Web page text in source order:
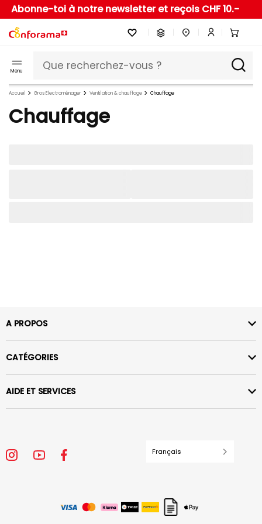
Abonne-toi à notre newsletter et reçois CHF 10.-
Menu
Accueil Gros Electroménager Ventilation & chauffage Chauffage
Chauffage
A PROPOS
CATÉGORIES
AIDE ET SERVICES
Français